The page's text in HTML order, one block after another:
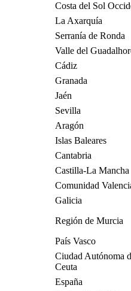
Costa del Sol
La Axarquía
Serranía de Ronda
Valle del
Cádiz
Granada
Jaén
Sevilla
Aragón
Islas Baleares
Cantabria
Castilla-La Mancha
Comunidad
Galicia
Región de Murcia
País Vasco
Ciudad Autónoma
Ceuta
España